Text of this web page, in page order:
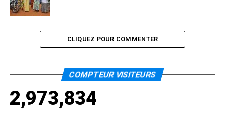
CLIQUEZ POUR COMMENTER
COMPTEUR VISITEURS
2,973,834